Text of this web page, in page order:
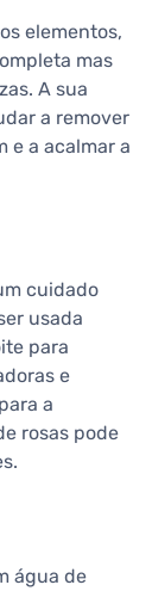
elementos,
mas
A sua
a remover
e a acalmar a
cuidado
usada
para
e
a
rosas pode
água de